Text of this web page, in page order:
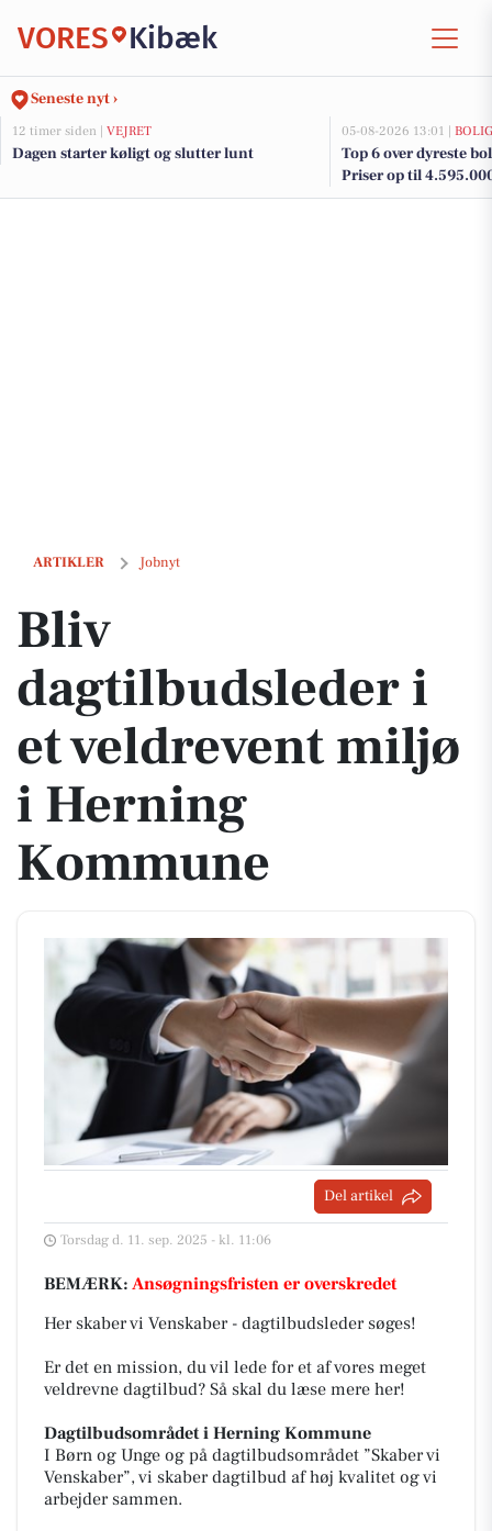
VORES Kibæk
Seneste nyt ›
12 timer siden | VEJRET
Dagen starter køligt og slutter lunt
05-08-2026 13:01 |
Top 6 over dyreste
Priser op til
ARTIKLER Jobnyt
Bliv dagtilbudsleder i et veldrevent miljø i Herning Kommune
Bliv
dagtilbudsleder i
et veldrevent miljø
i Herning
Kommune
Del artikel
Torsdag d. 11. sep. 2025 - kl. 11:06
BEMÆRK: Ansøgningsfristen er overskredet
Her skaber vi Venskaber - dagtilbudsleder søges!
Er det en mission, du vil lede for et af vores meget
veldrevne dagtilbud? Så skal du læse mere her!
Dagtilbudsområdet i Herning Kommune
I Børn og Unge og på dagtilbudsområdet ”Skaber vi
Venskaber”, vi skaber dagtilbud af høj kvalitet og vi
arbejder sammen.